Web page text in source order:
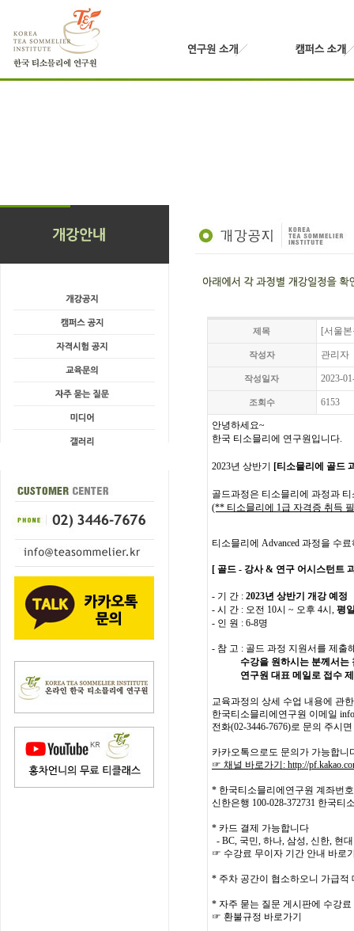
제목 [서울
작성자 관리자
작성일자 2023-
조회수 6153
안녕하세요~
한국 티소믈리에 연구원입니다.
2023년 상반기 [티소믈리에 골드
골드과정은 티소믈리에 과정과 티
(** 티소믈리에 1급 자격증 취득
티소믈리에 Advanced 과정을 수
[ 골드 - 강사 & 연구 어시스턴트
- 기 간 : 2023년 상반기 개강 예정
- 시 간 : 오전 10시 ~ 오후 4시, 평
- 인 원 : 6-8명
- 참 고 : 골드 과정 지원서를 제출
수강을 원하시는 분께서
연구원 대표 메일로 접수 제
교육과정의 상세 수업 내용에 관
한국티소믈리에연구원 이메일
전화(02-3446-7676)로 문의 주시
카카오톡으로도 문의가 가능합니
☞ 채널 바로가기: http://
* 한국티소믈리에연구원 계좌번
신한은행 100-028-372731 한국티
* 카드 결제 가능합니다
- BC, 국민, 하나, 삼성, 신한, 현
☞ 수강료 무이자 기간 안내 바로
* 주차 공간이 협소하오니 가급적
* 자주 묻는 질문 게시판에 수강
☞ 환불규정 바로가기